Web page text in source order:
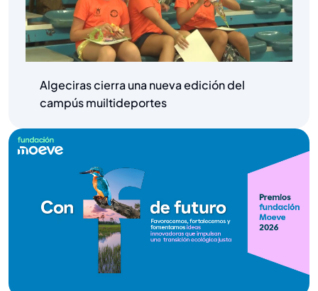
Algeciras cierra una nueva edición del
campús muiltideportes